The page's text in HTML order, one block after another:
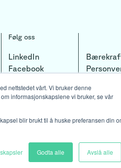
nettstedet vårt. Vi bruker denne
informasjonskapslene vi bruker, se vår
blir brukt til å huske preferansen din
Godta alle Avslå alle
Følg oss
LinkedIn
Facebook